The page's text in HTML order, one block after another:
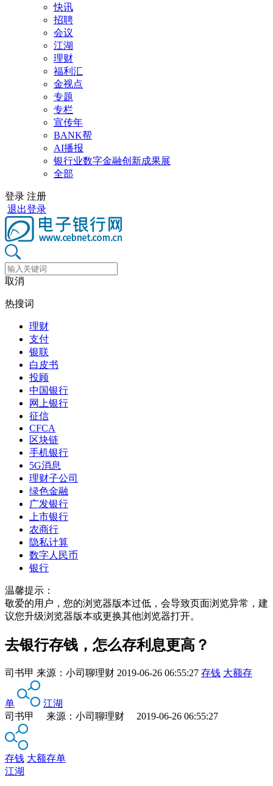
快讯
招聘
会议
江湖
理财
福利汇
金视点
专题
专栏
宣传年
BANK帮
AI播报
银行业数字金融创新成果展
全部
登录 注册
退出登录
取消
热搜词
理财
支付
银联
白皮书
投顾
中国银行
网上银行
征信
CFCA
区块链
手机银行
5G消息
理财子公司
绿色金融
广发银行
上市银行
农商行
隐私计算
数字人民币
银行
温馨提示：
敬爱的用户，您的浏览器版本过低，会导致页面浏览异常，建
议您升级浏览器版本或更换其他浏览器打开。
去银行存钱，怎么存利息更高？
司书甲 来源： 小司聊理财 2019-06-26 06:55:27 存钱 大额存
单
江湖
司书甲 来源：小司聊理财 2019-06-26 06:55:27
存钱 大额存单
江湖